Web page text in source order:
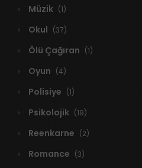
Müzik (1)
Okul (37)
Ölü Çağıran (1)
Oyun (4)
Polisiye (1)
Psikolojik (19)
Reenkarne (2)
Romance (3)